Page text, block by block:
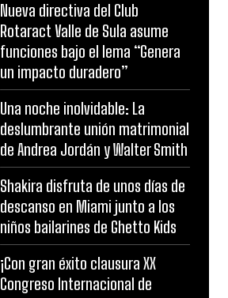
Nueva directiva del Club
Rotaract Valle de Sula asume
funciones bajo el lema “Genera
un impacto duradero”
Una noche inolvidable: La
deslumbrante unión matrimonial
de Andrea Jordán y Walter Smith
Shakira disfruta de unos días de
descanso en Miami junto a los
niños bailarines de Ghetto Kids
¡Con gran éxito clausura XX
Congreso Internacional de